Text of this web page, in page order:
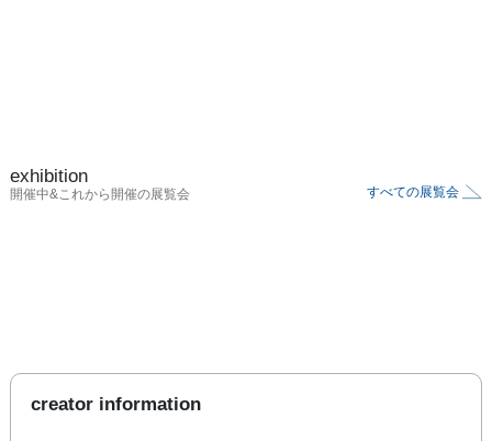
exhibition
開催中&これから開催の展覧会 すべての展覧会
creator information